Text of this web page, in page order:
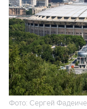
Фото: Сергей